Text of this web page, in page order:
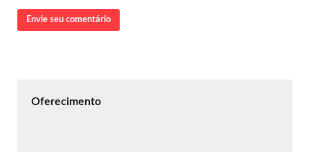
Envie seu comentário
Oferecimento